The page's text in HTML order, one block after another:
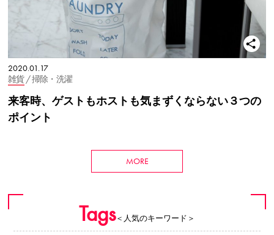
2020.01.17
雑貨/ 掃除・洗濯
来客時、ゲストもホストも気まずくならない３つの
ポイント
MORE
Tags＜人気のキーワード＞